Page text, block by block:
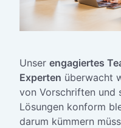
Unser engagiertes
Experten überwacht
von Vorschriften und
Lösungen konform
darum kümmern